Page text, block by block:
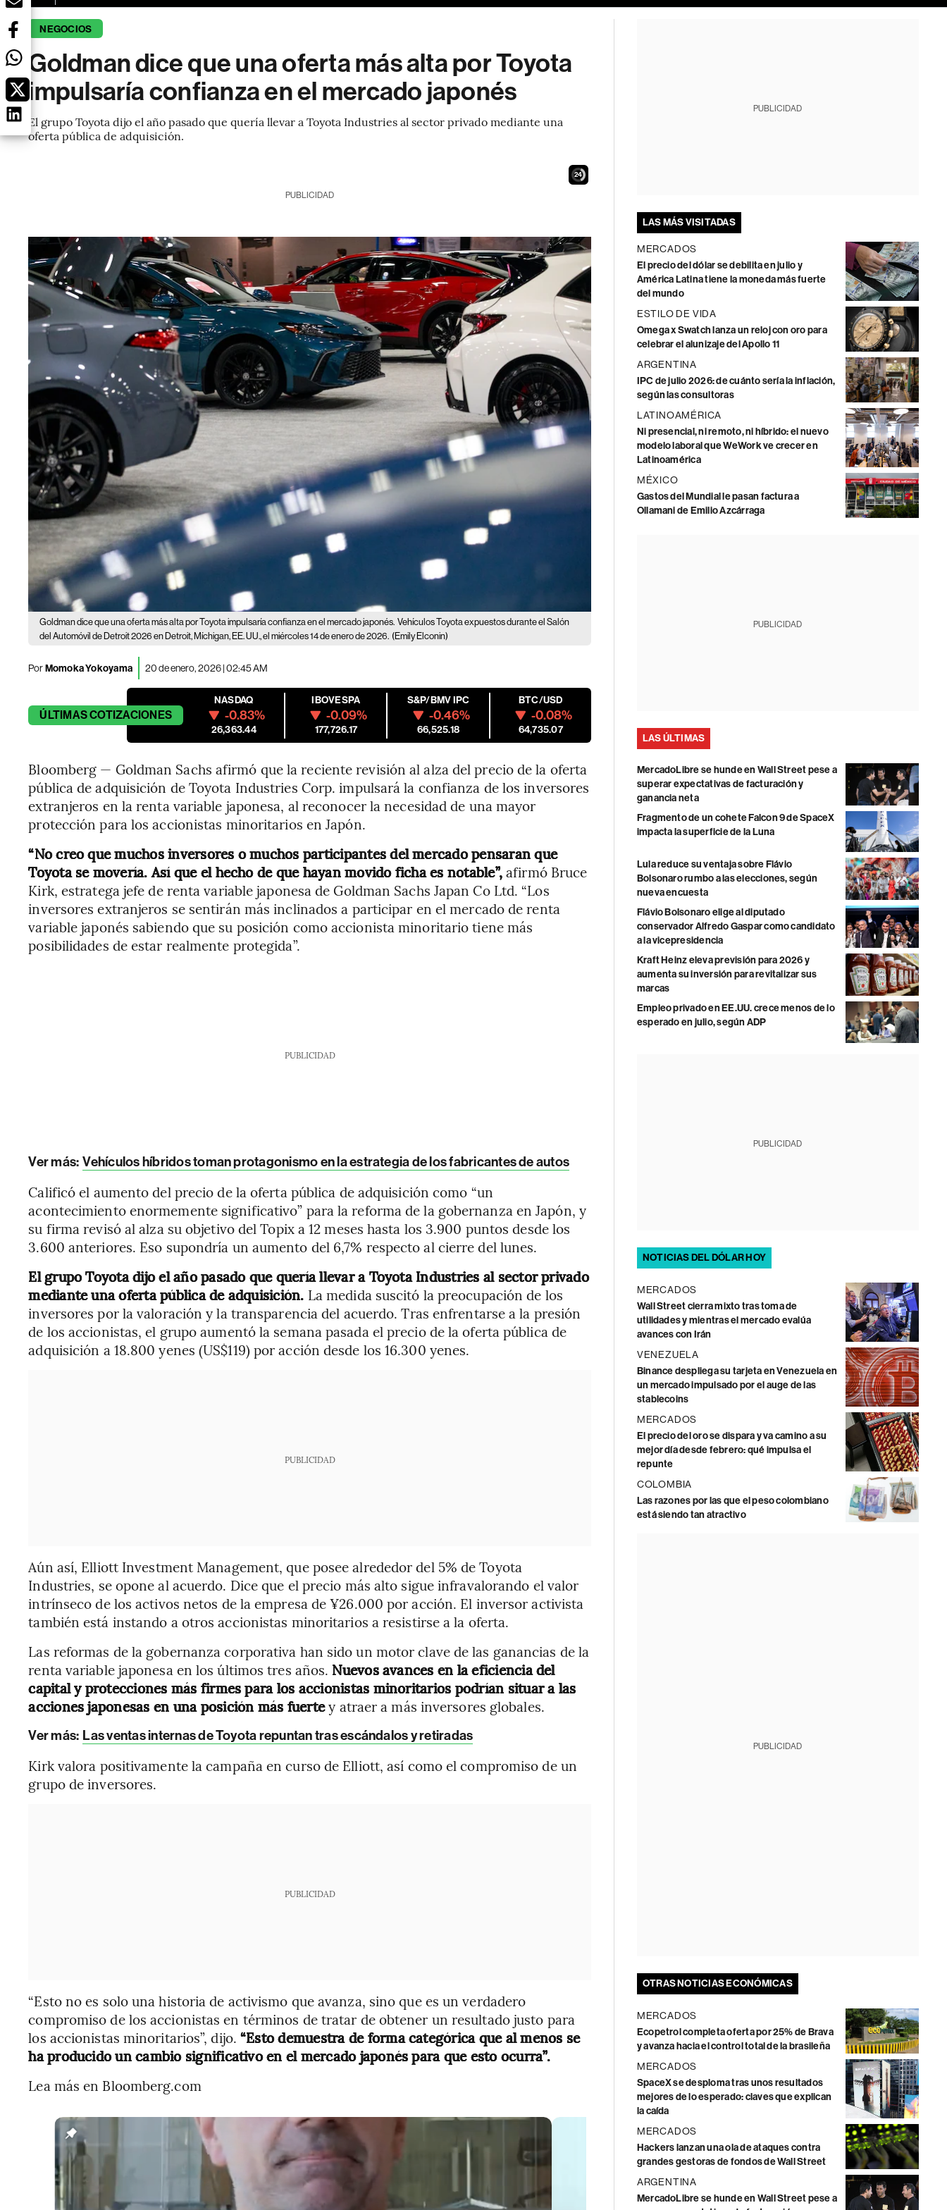
NEGOCIOS
Goldman dice que una oferta más alta por Toyota
impulsaría confianza en el mercado japonés
El grupo Toyota dijo el año pasado que quería llevar a Toyota Industries al sector privado mediante una
oferta pública de adquisición.
23
PUBLICIDAD
Goldman dice que una oferta más alta por Toyota impulsaría confianza en el mercado japonés. Vehículos Toyota expuestos durante el Salón
del Automóvil de Detroit 2026 en Detroit, Míchigan, EE. UU., el miércoles 14 de enero de 2026. (Emily Elconin)
PorMomoka Yokoyama 20 de enero, 2026 | 02:45 AM
ÚLTIMASCOTIZACIONES
NASDAQ
-0.83%
26,363.44
IBOVESPA
-0.09%
177,726.17
S&P/BMV IPC
-0.46%
66,525.18
BTC/USD
-0.08%
64,735.07
Bloomberg — Goldman Sachs afirmó que la reciente revisión al alza del precio de la oferta
pública de adquisición de Toyota Industries Corp. impulsará la confianza de los inversores
extranjeros en la renta variable japonesa, al reconocer la necesidad de una mayor
protección para los accionistas minoritarios en Japón.
“No creo que muchos inversores o muchos participantes del mercado pensaran que
Toyota se movería. Así que el hecho de que hayan movido ficha es notable”,afirmó Bruce
Kirk, estratega jefe de renta variable japonesa de Goldman Sachs Japan Co Ltd. “Los
inversores extranjeros se sentirán más inclinados a participar en el mercado de renta
variable japonés sabiendo que su posición como accionista minoritario tiene más
posibilidades de estar realmente protegida”.
PUBLICIDAD
Ver más: Vehículos híbridos toman protagonismo en la estrategia de los fabricantes de autos
Calificó el aumento del precio de la oferta pública de adquisición como “un
acontecimiento enormemente significativo” para la reforma de la gobernanza en Japón, y
su firma revisó al alza su objetivo del Topix a 12 meses hasta los 3.900 puntos desde los
3.600 anteriores. Eso supondría un aumento del 6,7% respecto al cierre del lunes.
El grupo Toyota dijo el año pasado que quería llevar a Toyota Industries al sector privado
mediante una oferta pública de adquisición. La medida suscitó la preocupación de los
inversores por la valoración y la transparencia del acuerdo. Tras enfrentarse a la presión
de los accionistas, el grupo aumentó la semana pasada el precio de la oferta pública de
adquisición a 18.800 yenes (US$119) por acción desde los 16.300 yenes.
PUBLICIDAD
Aún así, Elliott Investment Management, que posee alrededor del 5% de Toyota
Industries, se opone al acuerdo. Dice que el precio más alto sigue infravalorando el valor
intrínseco de los activos netos de la empresa de ¥26.000 por acción. El inversor activista
también está instando a otros accionistas minoritarios a resistirse a la oferta.
Las reformas de la gobernanza corporativa han sido un motor clave de las ganancias de la
renta variable japonesa en los últimos tres años. Nuevos avances en la eficiencia del
capital y protecciones más firmes para los accionistas minoritarios podrían situar a las
acciones japonesas en una posición más fuertey atraer a más inversores globales.
Ver más: Las ventas internas de Toyota repuntan tras escándalos y retiradas
Kirk valora positivamente la campaña en curso de Elliott, así como el compromiso de un
grupo de inversores.
PUBLICIDAD
“Esto no es solo una historia de activismo que avanza, sino que es un verdadero
compromiso de los accionistas en términos de tratar de obtener un resultado justo para
los accionistas minoritarios”, dijo.“Esto demuestra de forma categórica que al menos se
ha producido un cambio significativo en el mercado japonés para que esto ocurra”.
Lea más en Bloomberg.com
PUBLICIDAD
LAS MÁS VISITADAS
MERCADOS
El precio del dólar se debilita en julio y
América Latina tiene la moneda más fuerte
del mundo
ESTILO DE VIDA
Omega x Swatch lanza un reloj con oro para
celebrar el alunizaje del Apollo 11
ARGENTINA
IPC de julio 2026: de cuánto sería la inflación,
según las consultoras
LATINOAMÉRICA
Ni presencial, ni remoto, ni híbrido: el nuevo
modelo laboral que WeWork ve crecer en
Latinoamérica
MÉXICO
Gastos del Mundial le pasan factura a
Ollamani de Emilio Azcárraga
PUBLICIDAD
LAS ÚLTIMAS
MercadoLibre se hunde en Wall Street pese a
superar expectativas de facturación y
ganancia neta
Fragmento de un cohete Falcon 9 de SpaceX
impacta la superficie de la Luna
Lula reduce su ventaja sobre Flávio
Bolsonaro rumbo a las elecciones, según
nueva encuesta
Flávio Bolsonaro elige al diputado
conservador Alfredo Gaspar como candidato
a la vicepresidencia
Kraft Heinz eleva previsión para 2026 y
aumenta su inversión para revitalizar sus
marcas
Empleo privado en EE.UU. crece menos de lo
esperado en julio, según ADP
PUBLICIDAD
NOTICIAS DEL DÓLAR HOY
MERCADOS
Wall Street cierra mixto tras toma de
utilidades y mientras el mercado evalúa
avances con Irán
VENEZUELA
Binance despliega su tarjeta en Venezuela en
un mercado impulsado por el auge de las
stablecoins
MERCADOS
El precio del oro se dispara y va camino a su
mejor día desde febrero: qué impulsa el
repunte
COLOMBIA
Las razones por las que el peso colombiano
está siendo tan atractivo
PUBLICIDAD
OTRAS NOTICIAS ECONÓMICAS
MERCADOS
Ecopetrol completa oferta por 25% de Brava
y avanza hacia el control total de la brasileña
MERCADOS
SpaceX se desploma tras unos resultados
mejores de lo esperado: claves que explican
la caída
MERCADOS
Hackers lanzan una ola de ataques contra
grandes gestoras de fondos de Wall Street
ARGENTINA
MercadoLibre se hunde en Wall Street pese a